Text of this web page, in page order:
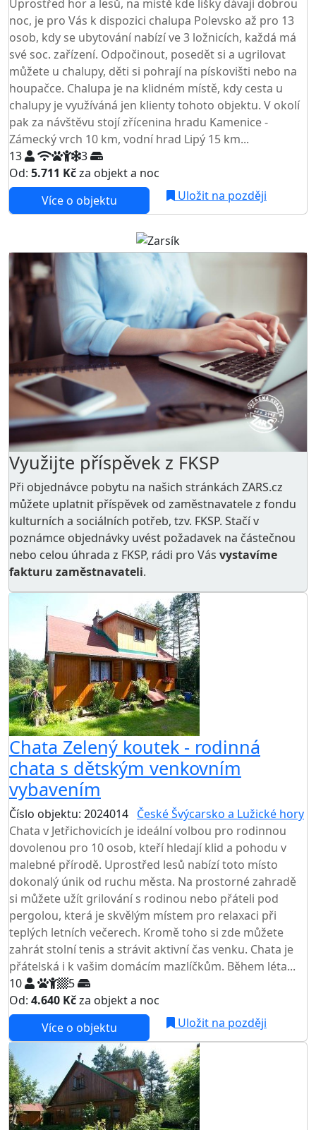
Uprostřed hor a lesů, na místě kde lišky dávají dobrou
noc, je pro Vás k dispozici chalupa Polevsko až pro 13
osob, kdy se ubytování nabízí ve 3 ložnicích, každá má
své soc. zařízení. Odpočinout, posedět si a ugrilovat
můžete u chalupy, děti si pohrají na pískovišti nebo na
houpačce. Chalupa je na klidném místě, kdy cesta u
chalupy je využíváná jen klienty tohoto objektu. V okolí
pak za návštěvu stojí zřícenina hradu Kamenice -
Zámecký vrch 10 km, vodní hrad Lipý 15 km...
13
3
Od: 5.711 Kčza objekt a noc
Více o objektu
Uložit na později
Využijte příspěvek z FKSP
Při objednávce pobytu na našich stránkách ZARS.cz
můžete uplatnit příspěvek od zaměstnavatele z fondu
kulturních a sociálních potřeb, tzv. FKSP. Stačí v
poznámce objednávky uvést požadavek na částečnou
nebo celou úhrada z FKSP, rádi pro Vás vystavíme
fakturu zaměstnavateli.
Chata Zelený koutek - rodinná
chata s dětským venkovním
vybavením
Číslo objektu: 2024014 České Švýcarsko a Lužické hory
Chata v Jetřichovicích je ideální volbou pro rodinnou
dovolenou pro 10 osob, kteří hledají klid a pohodu v
malebné přírodě. Uprostřed lesů nabízí toto místo
dokonalý únik od ruchu města. Na prostorné zahradě
si můžete užít grilování s rodinou nebo přáteli pod
pergolou, která je skvělým místem pro relaxaci při
teplých letních večerech. Kromě toho si zde můžete
zahrát stolní tenis a strávit aktivní čas venku. Chata je
přátelská i k vašim domácím mazlíčkům. Během léta...
10
5
Od: 4.640 Kčza objekt a noc
Více o objektu
Uložit na později